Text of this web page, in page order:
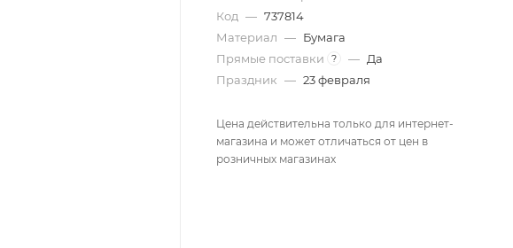
Код — 737814
Материал — Бумага
Прямые поставки
? — Да
Праздник — 23 февраля
Цена действительна только для интернет-
магазина и может отличаться от цен в
розничных магазинах